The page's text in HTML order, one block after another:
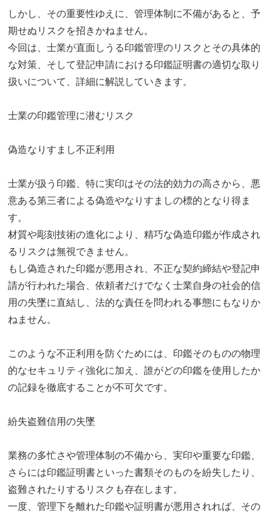
しかし、その重要性ゆえに、管理体制に不備があると、予
期せぬリスクを招きかねません。
今回は、士業が直面しうる印鑑管理のリスクとその具体的
な対策、そして登記申請における印鑑証明書の適切な取り
扱いについて、詳細に解説していきます。
士業の印鑑管理に潜むリスク
偽造なりすまし不正利用
士業が扱う印鑑、特に実印はその法的効力の高さから、悪
意ある第三者による偽造やなりすましの標的となり得ま
す。
材質や彫刻技術の進化により、精巧な偽造印鑑が作成され
るリスクは無視できません。
もし偽造された印鑑が悪用され、不正な契約締結や登記申
請が行われた場合、依頼者だけでなく士業自身の社会的信
用の失墜に直結し、法的な責任を問われる事態にもなりか
ねません。
このような不正利用を防ぐためには、印鑑そのものの物理
的なセキュリティ強化に加え、誰がどの印鑑を使用したか
の記録を徹底することが不可欠です。
紛失盗難信用の失墜
業務の多忙さや管理体制の不備から、実印や重要な印鑑、
さらには印鑑証明書といった書類そのものを紛失したり、
盗難されたりするリスクも存在します。
一度、管理下を離れた印鑑や証明書が悪用されれば、その